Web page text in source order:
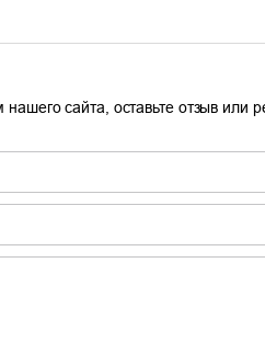
сайта, оставьте отзыв или